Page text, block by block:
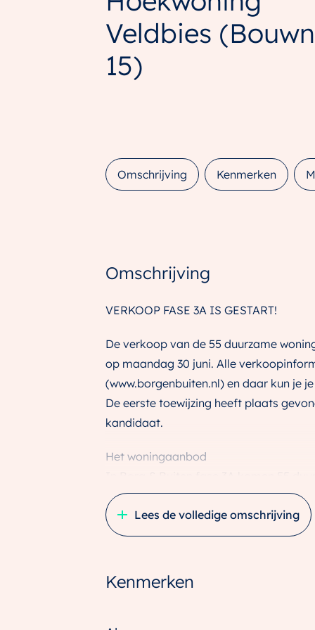
Veldbies
15)
Omschrijving Kenmerken
Omschrijving
VERKOOP FASE 3A IS GESTART!
De verkoop van de 55 duurzame
op maandag 30 juni. Alle
(www.borgenbuiten.nl) en daar kun je
De eerste toewijzing heeft plaats
kandidaat.
Het woningaanbod
vast niet onbekend, want een aantal
Zo komen er in deze fase weer
uitgevoerd in prefabbeton.
Lees de volledige omschrijving
Kenmerken